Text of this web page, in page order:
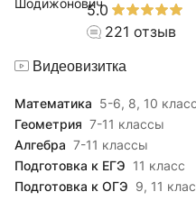
5.0
221 отзыв
Видеовизитка
Математика 5-6, 8, 10
Геометрия 7-11 классы
Алгебра 7-11 классы
Подготовка к ЕГЭ 11 класс
Подготовка к ОГЭ 9, 11